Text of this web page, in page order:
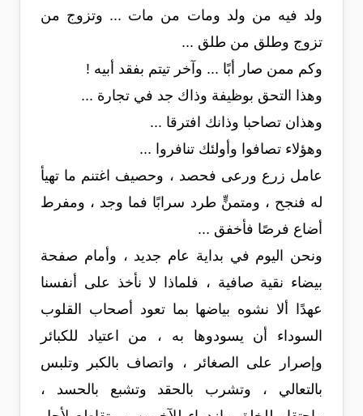
ولد فيه من ولد ومات من مات ... وتزوج من
تزوج وطلق من طلق ...
وكم ممن صار أبًا ... وآخر تيتم بفقد أبيه !
وهذا التحق بوظيفة وذاك جد في تجارة ...
وهذان تصاحبا وذانك افترقا ...
وهؤلاء تصافوا وأولئك تنافروا ...
عامل زرع ورعى فحصد ، وحصيف اغتنم ما تهيأ
له فنجح ، ومتمنٍّ طرد سرابًا فما وجد ، ومفرط
أضاع فرصًا فأخفق ...
ونحن اليوم في بداية عام جديد ، وأمام صفحة
بيضاء نقية صافية ، فلماذا لا نأخذ على أنفسنا
عهدًا ألا نشوه بياضها بما تعود أصحاب القلوب
السوداء أن يسودوها به ، من اعتياد للكبائر
وإصرار على الصغائر ، واتصاف بالكبر وتلبس
بالتعالي ، وتشرب بالحقد وتشبع بالحسد ،